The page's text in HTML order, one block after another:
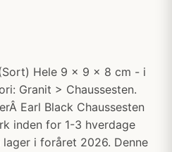
Hele 9 x 9 x 8 cm - i
Granit > Chaussesten.
Earl Black Chaussesten
inden for 1-3 hverdage
lager i foråret 2026. Denne